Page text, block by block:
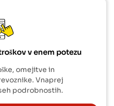
v enem potezu
omejitve in
Vnaprej
podrobnostih.